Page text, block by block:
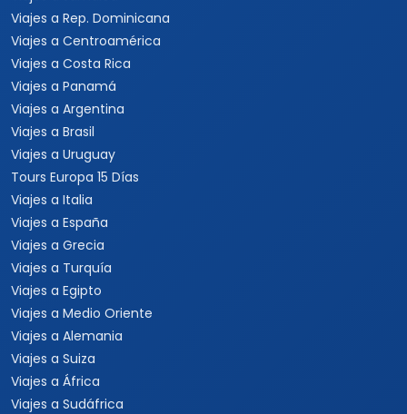
Viajes a Rep. Dominicana
Viajes a Centroamérica
Viajes a Costa Rica
Viajes a Panamá
Viajes a Argentina
Viajes a Brasil
Viajes a Uruguay
Tours Europa 15 Días
Viajes a Italia
Viajes a España
Viajes a Grecia
Viajes a Turquía
Viajes a Egipto
Viajes a Medio Oriente
Viajes a Alemania
Viajes a Suiza
Viajes a África
Viajes a Sudáfrica